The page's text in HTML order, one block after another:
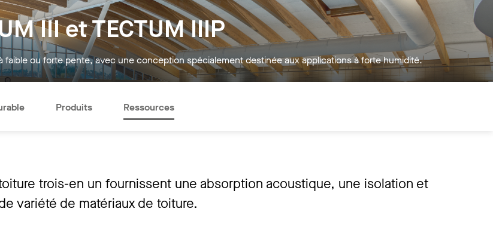
III et TECTUM IIIP
ou forte pente, avec une conception spécialement destinée aux applications à forte humidité.
Produits Ressources
trois-en un fournissent une absorption acoustique, une isolation et
variété de matériaux de toiture.